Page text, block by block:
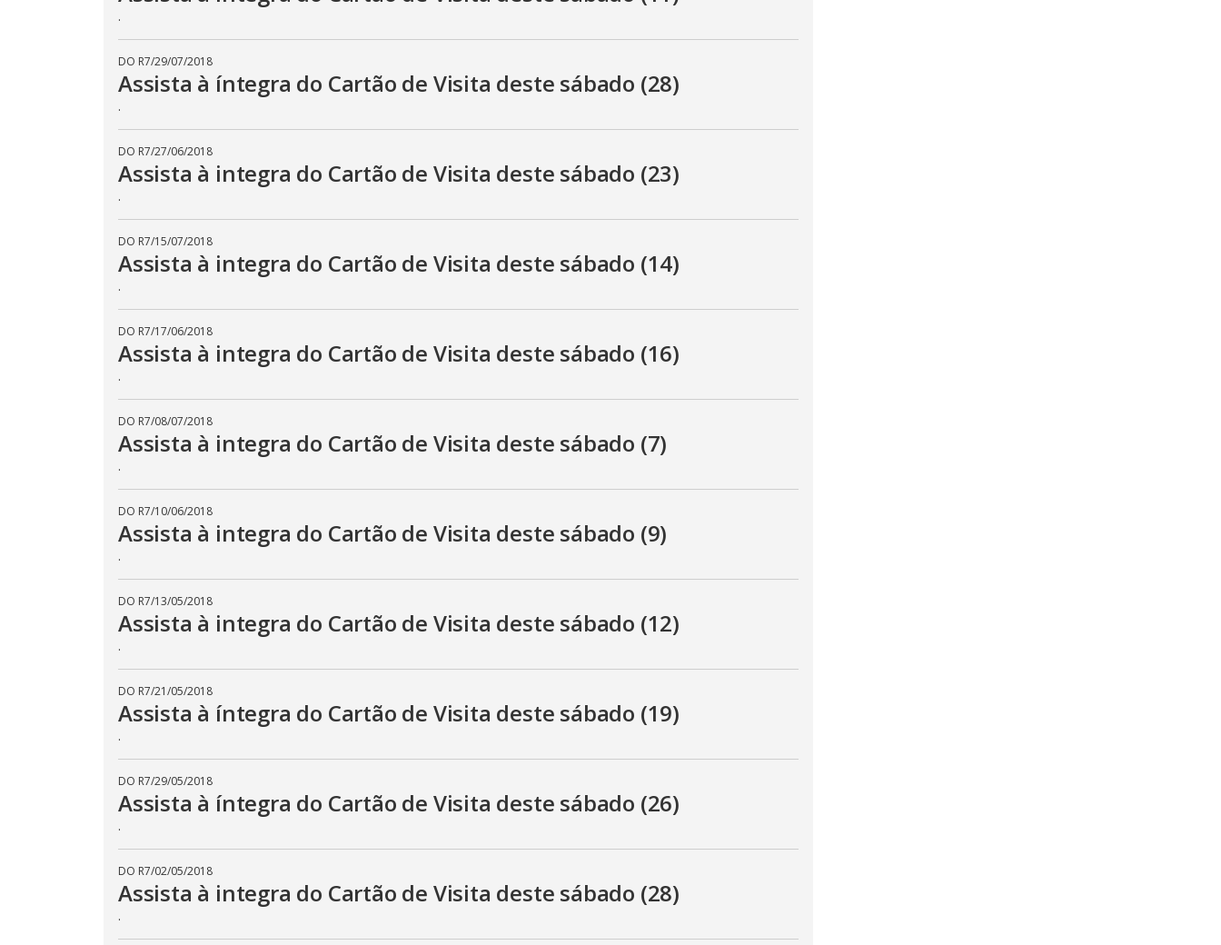
i
d
e
o
.
DO R7/29/07/2018
Assista à íntegra do Cartão de Visita deste sábado (28)
.
DO R7/27/06/2018
Assista à integra do Cartão de Visita deste sábado (23)
.
DO R7/15/07/2018
Assista à integra do Cartão de Visita deste sábado (14)
.
DO R7/17/06/2018
Assista à integra do Cartão de Visita deste sábado (16)
.
DO R7/08/07/2018
Assista à integra do Cartão de Visita deste sábado (7)
.
DO R7/10/06/2018
Assista à integra do Cartão de Visita deste sábado (9)
.
DO R7/13/05/2018
Assista à integra do Cartão de Visita deste sábado (12)
.
DO R7/21/05/2018
Assista à íntegra do Cartão de Visita deste sábado (19)
.
DO R7/29/05/2018
Assista à íntegra do Cartão de Visita deste sábado (26)
.
DO R7/02/05/2018
Assista à integra do Cartão de Visita deste sábado (28)
.